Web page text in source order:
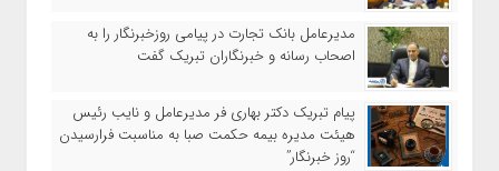
مدیرعامل بانک تجارت در پیامی روزخبرنگار را به
اصحاب رسانه و خبرنگاران تبریک گفت
پیام تبریک دکتر بهاری فر مدیرعامل و نایب رئیس
هیئت مدیره بیمه حکمت صبا به مناسبت فرارسیدن
“روز خبرنگار”